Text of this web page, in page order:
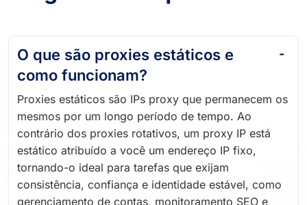
O que são proxies estáticos e
como funcionam?
Proxies estáticos são IPs proxy que permanecem os
mesmos por um longo período de tempo. Ao
contrário dos proxies rotativos, um proxy IP está
estático atribuído a você um endereço IP fixo,
tornando-o ideal para tarefas que exijam
consistência, confiança e identidade estável, como
gerenciamento de contas, monitoramento SEO e